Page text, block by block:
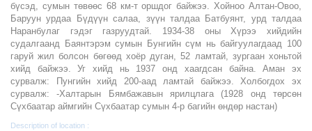
бүсэд, сумын төвөөс 68 км-т оршдог байжээ. Хойноо Алтан-Овоо,
Баруун урдаа Бүдүүн салаа, зүүн талдаа Батбуянт, урд талдаа
Наранбулаг гэдэг газруудтай. 1934-38 оны Хүрээ хийдийн
судалгаанд Баянтэрэм сумын Бунгийн сүм нь байгуулагдаад 100
гаруй жил болсон бөгөөд хоёр дуган, 52 ламтай, зургаан хоньтой
хийд байжээ. Уг хийд нь 1937 онд хаагдсан байна. Аман эх
сурвалж: Пунгийн хийд 200-аад ламтай байжээ. Холбогдох эх
сурвалж: -Халтарын Бямбажавын ярилцлага (1928 онд төрсөн
Сүхбаатар аймгийн Сүхбаатар сумын 4-р багийн өндөр настан)
Description of location :